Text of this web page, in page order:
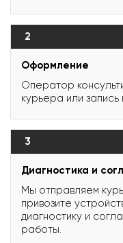
2
Оформление
Оператор
курьера или запись
3
Диагностика и
Мы отправляем
привозите
диагностику и
работы.